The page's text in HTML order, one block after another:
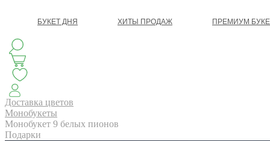
БУКЕТ ДНЯ ХИТЫ ПРОДАЖ ПРЕМИУМ
АВТОРСКИЕ БУКЕТЫ
Доставка цветов
Монобукеты
Монобукет 9 белых пионов
Подарки